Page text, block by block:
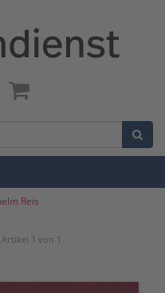
Reis
Artikel 1 von 1